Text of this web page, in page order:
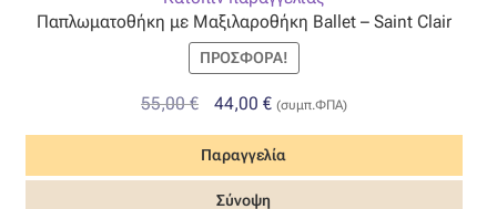
ΠΙΣΤΟΠΟΙΗΣΕΙΣ ΧΑΛΙΩΝ COLORE COLORI
Παπλωματοθήκη με Μαξιλαροθήκη Ballet – Saint Clair
ΠΡΟΣΦΟΡΆ!
55,00€
Original
price
was:
55,00 €.
44,00 €Η
τρέχουσα
τιμή
είναι:
(συμπ.ΦΠΑ)
Παραγγελία
Σύνοψη